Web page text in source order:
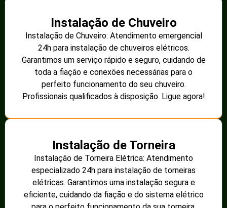
flutuações de tensão que podem danificar
equipamentos e causar interrupções.
Segurança: Circuitos equilibrados diminuem riscos
de sobrecargas e acidentes elétricos.
Sustentabilidade: Menos desperdício de energia
contribui para um uso mais responsável dos
recursos naturais.
1. Análise do sistema elétrico
existente
O primeiro passo para a harmonização é realizar uma
análise detalhada do sistema elétrico já instalado. Isso